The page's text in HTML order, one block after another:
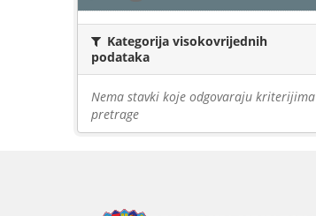
Kategorija visokovrijednih
podataka
Nema stavki koje odgovaraju kriterijima
pretrage